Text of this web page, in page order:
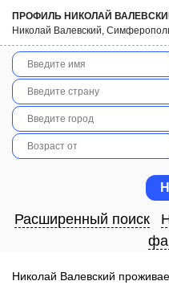
ПРОФИЛЬ НИКОЛАЙ
Николай Валевский,
Расширенный поиск
Николай Валевский